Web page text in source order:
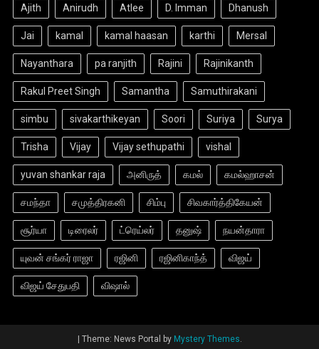
Ajith Anirudh Atlee D. Imman Dhanush
Jai kamal kamal haasan karthi Mersal
Nayanthara pa ranjith Rajini Rajinikanth
Rakul Preet Singh Samantha Samuthirakani
simbu sivakarthikeyan Soori Suriya Surya
Trisha Vijay Vijay sethupathi vishal
yuvan shankar raja அனிருத் கமல் கமல்ஹாசன்
சமந்தா சமுத்திரகனி சிம்பு சிவகார்த்திகேயன்
சூர்யா டிரைலர் ட்ரெய்லர் தனுஷ் நயன்தாரா
யுவன் சங்கர் ராஜா ரஜினி ரஜினிகாந்த் விஜய்
விஜய் சேதுபதி விஷால்
Theme: News Portal by Mystery Themes.